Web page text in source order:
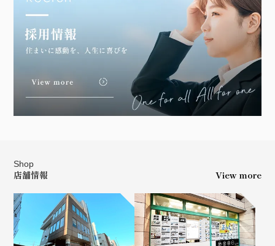
Shop
店舗情報 View more